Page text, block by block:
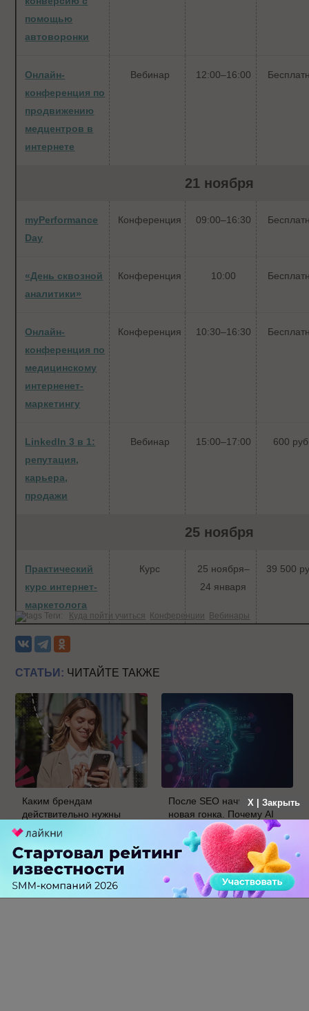
помощью
автоворонки
Онлайн-
конференция по
продвижению
медцентров в
интернете
Вебинар 12:00–16:00
21 ноября
myPerformance
Day
Конференция 09:00–16:30
«День сквозной
аналитики»
Конференция 10:00
Онлайн-
конференция по
медицинскому
интерненет-
маркетингу
Конференция 10:30–16:30
LinkedIn 3 в 1:
репутация,
карьера,
продажи
Вебинар 15:00–17:00 600
25 ноября
Практический
курс интернет-
маркетолога
Курс
25 ноября–
24 января
39 500
Теги: Куда пойти учиться Конференции Вебинары
СТАТЬИ: ЧИТАЙТЕ ТАКЖЕ
Каким брендам
действительно нужны
mobile push-
коммуникации, а для кого
это – лишняя трата
ресурсов
После SEO начинается
новая гонка. Почему AI
Velocity может стать
главным KPI бизнеса в
ближайшие пять лет
X | Закрыть